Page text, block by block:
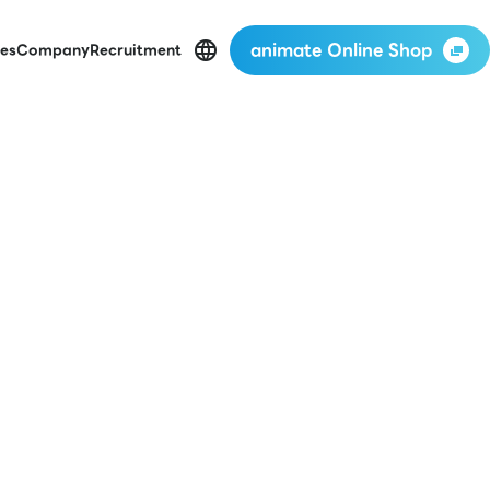
CompanyRecruitment animate Online Shop